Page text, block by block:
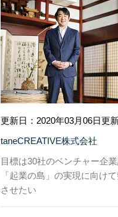
更新日：2020年03月06日更
taneCREATIVE株式会社
目標は30社のベンチャー企
「起業の島」の実現に向け
させたい